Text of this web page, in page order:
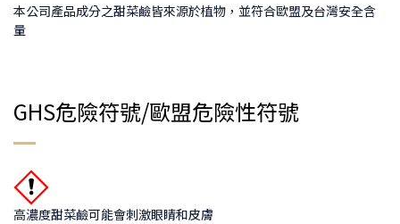
本公司產品成分之甜菜鹼皆來源於植物，並符合歐盟及台灣安全含
量​
GHS危險符號/歐盟危險性符號
高濃度甜菜鹼可能會刺激眼睛和皮膚